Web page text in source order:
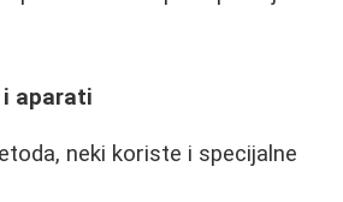
aparati
neki koriste i specijalne